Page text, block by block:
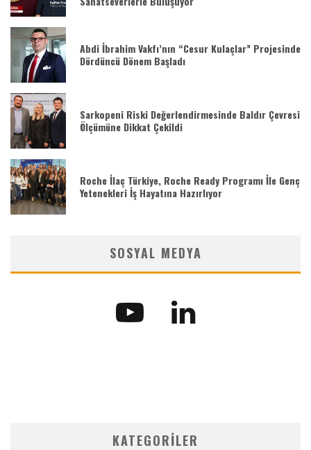
Abdi İbrahim Vakfı’nın “Cesur Kulaçlar” Projesinde
Dördüncü Dönem Başladı
Sarkopeni Riski Değerlendirmesinde Baldır Çevresi
Ölçümüne Dikkat Çekildi
Roche İlaç Türkiye, Roche Ready Programı İle Genç
Yetenekleri İş Hayatına Hazırlıyor
SOSYAL MEDYA
KATEGORILER